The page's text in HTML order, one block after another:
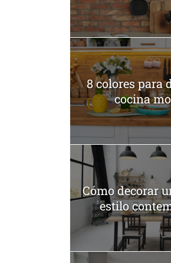
8 colores para
cocina
Cómo decorar
estilo